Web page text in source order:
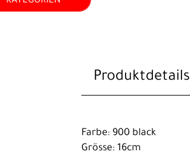
Produktdetails
Farbe: 900 black
Grösse: 16cm